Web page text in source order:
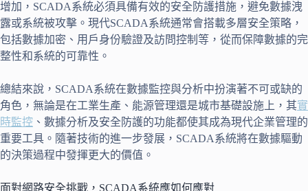
增加，SCADA系統必須具備有效的安全防護措施，避免數據洩
露或系統被攻擊。現代SCADA系統通常會搭載多層安全策略，
包括數據加密、用戶身份驗證及訪問控制等，從而保障數據的完
整性和系統的可靠性。
總結來說，SCADA系統在數據監控與分析中扮演著不可或缺的
角色，無論是在工業生產、能源管理還是城市基礎設施上，其實
時監控 、數據分析及安全防護的功能都使其成為現代企業管理的
重要工具。隨著技術的進一步發展，SCADA系統將在數據驅動
的決策過程中發揮更大的價值。
面對網路安全挑戰，SCADA系統應如何應對